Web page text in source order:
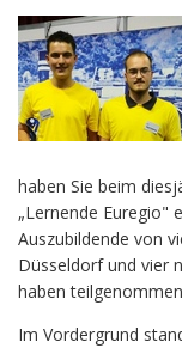
haben Sie beim
„Lernende Euregio"
Auszubildende von
Düsseldorf und vier
haben
Im Vordergrund